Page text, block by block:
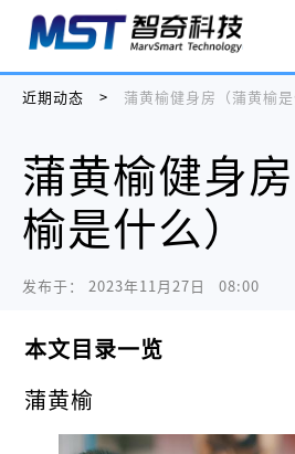
近期动态 > 蒲黄榆健身房（蒲黄榆是
蒲黄榆健身
榆是什么）
发布于： 2023年11月27日   08:00
本文目录一览
蒲黄榆